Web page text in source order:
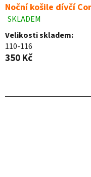
Noční košile dívčí
Průměrné
hodnocení
produktu
je
5,0
hvězdiček.
SKLADEM
Velikosti skladem:
110-116
350 Kč